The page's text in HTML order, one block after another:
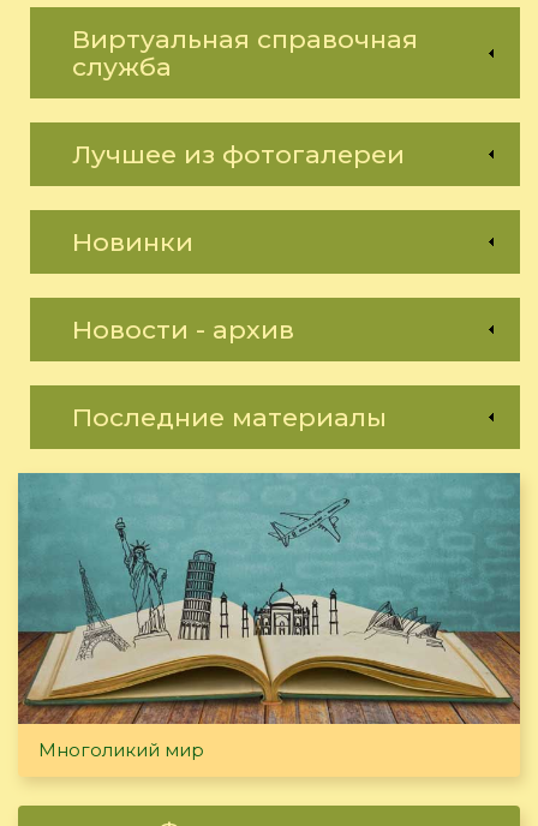
Виртуальная справочная
служба
Лучшее из фотогалереи
Новинки
Новости - архив
Последние материалы
Многоликий мир